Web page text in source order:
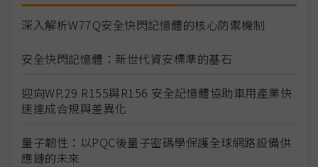
深入解析W77Q安全快閃記憶體的核心防禦機制
安全快閃記憶體：新世代資安標準的基石
迎向WP.29 R155與R156 安全記憶體協助車用產業快
速達成合規與差異化
量子韌性：以PQC後量子密碼學保護全球網路設備供
應鏈的未來